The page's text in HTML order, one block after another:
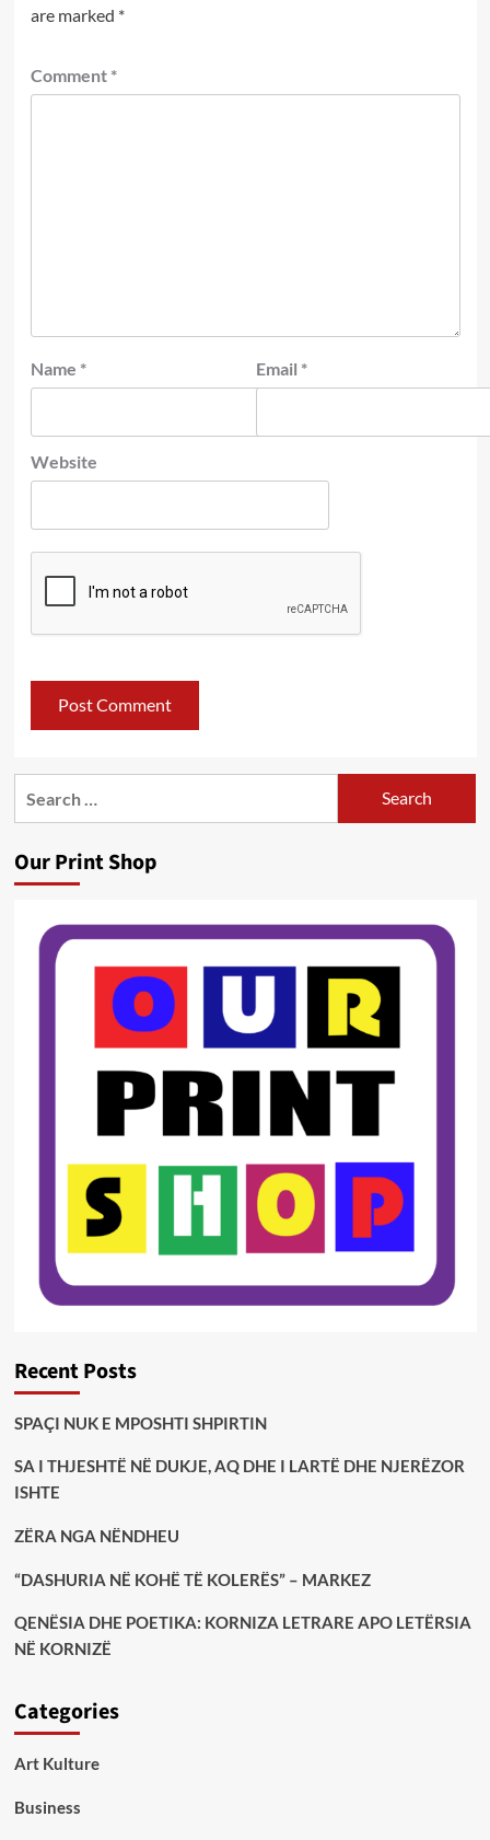
are marked *
Comment *
Name * Email *
Website
Our Print Shop
Recent Posts
SPAÇI NUK E MPOSHTI SHPIRTIN
SA I THJESHTË NË DUKJE, AQ DHE I LARTË DHE NJERËZOR
ISHTE
ZËRA NGA NËNDHEU
“DASHURIA NË KOHË TË KOLERËS” – MARKEZ
QENËSIA DHE POETIKA: KORNIZA LETRARE APO LETËRSIA
NË KORNIZË
Categories
Art Kulture
Business